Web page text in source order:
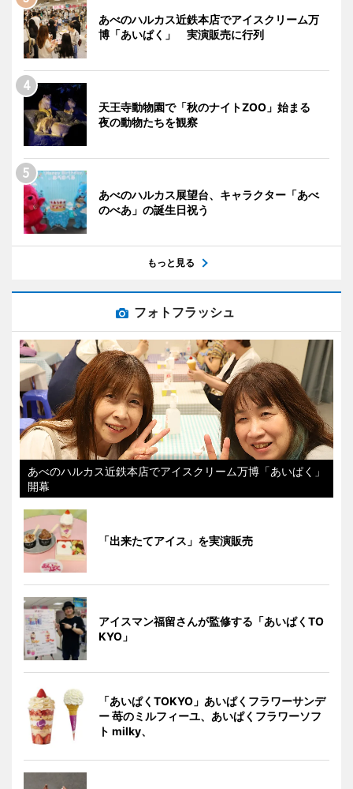
あべのハルカス近鉄本店でアイスクリーム万
博「あいぱく」 実演販売に行列
天王寺動物園で「秋のナイトZOO」始まる
夜の動物たちを観察
あべのハルカス展望台、キャラクター「あべ
のべあ」の誕生日祝う
もっと見る
フォトフラッシュ
あべのハルカス近鉄本店でアイスクリーム万博「あいぱく」
開幕
「出来たてアイス」を実演販売
アイスマン福留さんが監修する「あいぱくTO
KYO」
「あいぱくTOKYO」あいぱくフラワーサンデ
ー 苺のミルフィーユ、あいぱくフラワーソフ
ト milky、